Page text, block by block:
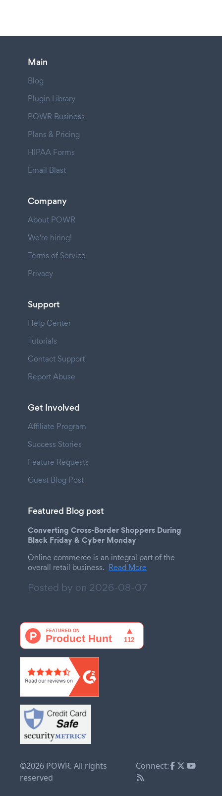
Main
Blog
Plugin Library
POWR Business
Plans & Pricing
HIPAA Forms
Email Blast
Company
About POWR
We're hiring!
Terms of Service
Privacy
Support
Help Center
Tutorials
Contact Support
Report Abuse
Get Involved
Affiliate Program
Success Stories
Feature Requests
Guest Blog Post
Featured Blog post
Converting Cross-Border Shoppers During
Black Friday & Cyber Monday
Online commerce is an integral part of the
overall retail business. Read More
Posted by on 2026-08-07
©2026 POWR. All rights
reserved
Connect: